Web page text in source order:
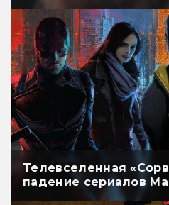
Телевселенная
падение сериалов